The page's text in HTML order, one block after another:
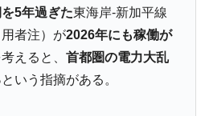
『SKハイニックス』2026年2Qの
利益は前年同期比13.4倍に。
新国際空港「またも暗礁」の危
らできない。
5年過ぎた東海岸-新加平線
者注）が2026年にも稼働が
えると、 首都圏の電力大乱
という指摘がある。